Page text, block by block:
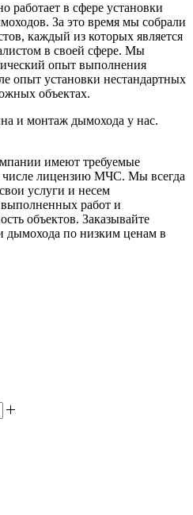
работает в сфере установки
За это время мы собрали
каждый из которых является
в своей сфере. Мы
опыт выполнения
опыт установки нестандартных
объектах.
и монтаж дымохода у нас.
имеют требуемые
числе лицензию МЧС. Мы всегда
услуги и несем
выполненных работ и
объектов. Заказывайте
дымохода по низким ценам в